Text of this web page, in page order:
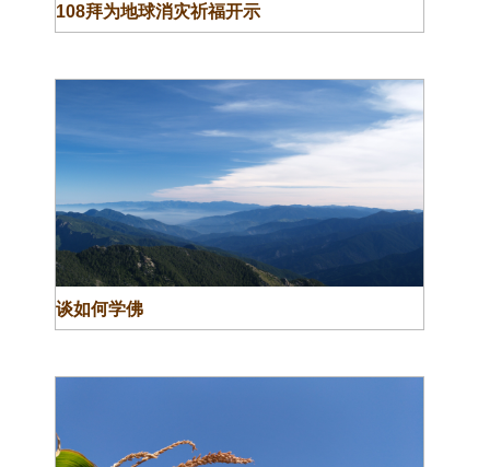
108拜为地球消灾祈福开示
谈如何学佛